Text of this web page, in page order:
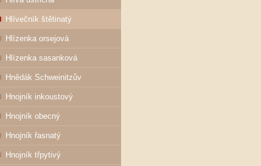
Hlívečník štětinatý
Hlízenka orsejová
Hlízenka sasanková
Hnědák Schweinitzův
Hnojník inkoustový
Hnojník obecný
Hnojník řasnatý
Hnojník třpytivý